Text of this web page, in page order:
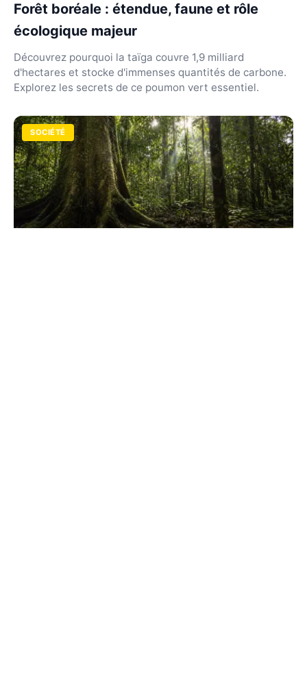
Forêt boréale : étendue, faune et rôle
écologique majeur
Découvrez pourquoi la taïga couvre 1,9 milliard
d'hectares et stocke d'immenses quantités de carbone.
Explorez les secrets de ce poumon vert essentiel.
SOCIÉTÉ